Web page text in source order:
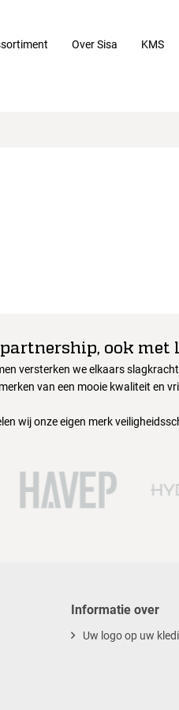
Over Sisa KMS
ook met
versterken we elkaars
van een mooie kwaliteit en
wij onze eigen merk
Informatie over
Uw logo op uw